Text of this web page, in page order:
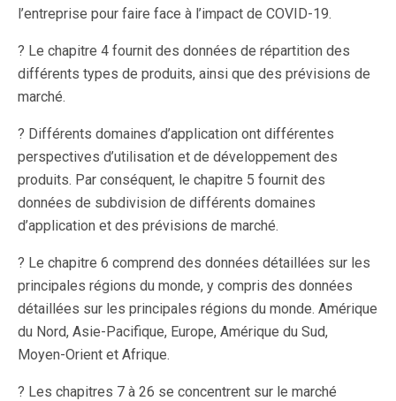
l’entreprise pour faire face à l’impact de COVID-19.
? Le chapitre 4 fournit des données de répartition des
différents types de produits, ainsi que des prévisions de
marché.
? Différents domaines d’application ont différentes
perspectives d’utilisation et de développement des
produits. Par conséquent, le chapitre 5 fournit des
données de subdivision de différents domaines
d’application et des prévisions de marché.
? Le chapitre 6 comprend des données détaillées sur les
principales régions du monde, y compris des données
détaillées sur les principales régions du monde. Amérique
du Nord, Asie-Pacifique, Europe, Amérique du Sud,
Moyen-Orient et Afrique.
? Les chapitres 7 à 26 se concentrent sur le marché